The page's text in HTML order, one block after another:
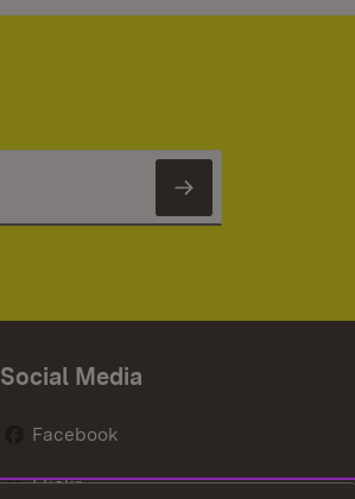
Newsletter
Social Media
Facebook
Flickr